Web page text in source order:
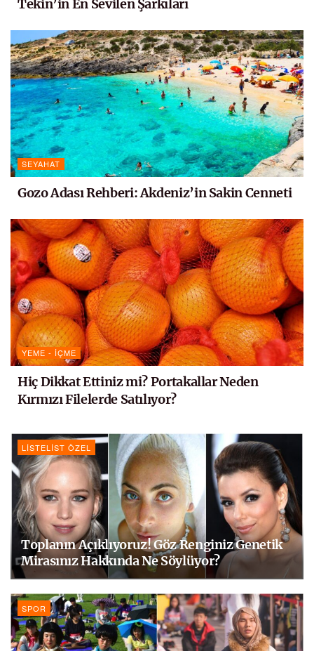
Tekin’in En Sevilen Şarkıları
SEYAHAT
Gozo Adası Rehberi: Akdeniz’in Sakin Cenneti
YEME - İÇME
Hiç Dikkat Ettiniz mi? Portakallar Neden
Kırmızı Filelerde Satılıyor?
LISTELIST ÖZEL
Toplanın Açıklıyoruz! Göz Renginiz Genetik
Mirasınız Hakkında Ne Söylüyor?
SPOR